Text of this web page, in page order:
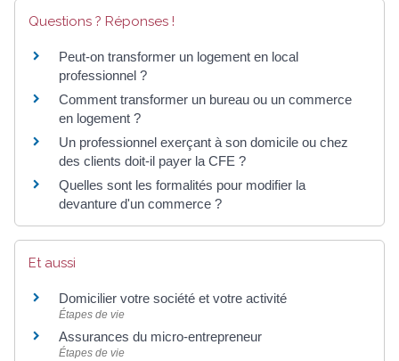
Questions ? Réponses !
Peut-on transformer un logement en local
professionnel ?
Comment transformer un bureau ou un commerce
en logement ?
Un professionnel exerçant à son domicile ou chez
des clients doit-il payer la CFE ?
Quelles sont les formalités pour modifier la
devanture d'un commerce ?
Et aussi
Domicilier votre société et votre activité
Étapes de vie
Assurances du micro-entrepreneur
Étapes de vie